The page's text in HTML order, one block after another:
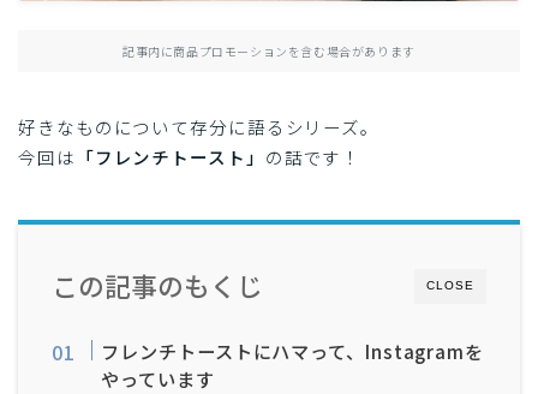
記事内に商品プロモーションを含む場合があります
好きなものについて存分に語るシリーズ。
今回は 「フレンチトースト」 の話です！
CLOSE
この記事のもくじ
フレンチトーストにハマって、Instagramを
やっています